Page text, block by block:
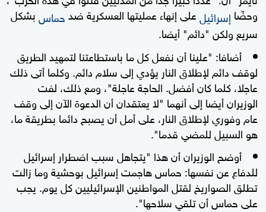
وحضّا إسرائيلعلى إنهاء عمليتها العسكرية ضدحماسبشكل
سريع ولكن "دائم" أيضا.
أضافا: "علينا أن نفعل كل ما باستطاعتنا لتمهيد الطريق
لوقف دائم لإطلاق النار يؤدي إلى سلام دائم. وكلما أتى ذلك
عاجلا، كلما كان أفضل. الحاجة عاجلة"، ومع ذلك، لفت
الوزيران أيضا إلى أنهما "لا يعتقدان أن الدعوة الآن إلى وقف
عام وفوري لإطلاق النار، على أمل أن يصبح دائما بطريقة ما،
هو السبيل للمضي قدما".
أوضح الوزيران أن هذا "يتجاهل سبب اضطرار إسرائيل
للدفاع عن نفسها: حماس هاجمت إسرائيل بوحشية وما زالت
تطلق الصواريخ لقتل المواطنين الإسرائيليين كل يوم. يجب
على حماس أن تلقي سلاحها".